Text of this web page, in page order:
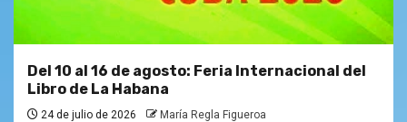
Del 10 al 16 de agosto: Feria Internacional del
Libro de La Habana
24 de julio de 2026 María Regla Figueroa